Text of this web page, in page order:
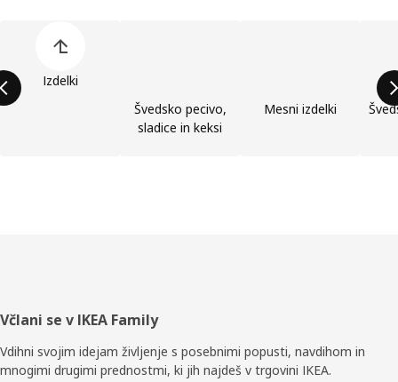
Izdelki
Švedsko pecivo,
sladice in keksi
Mesni izdelki
Noga
Včlani se v IKEA Family
Vdihni svojim idejam življenje s posebnimi popusti, navdihom in
mnogimi drugimi prednostmi, ki jih najdeš v trgovini IKEA.